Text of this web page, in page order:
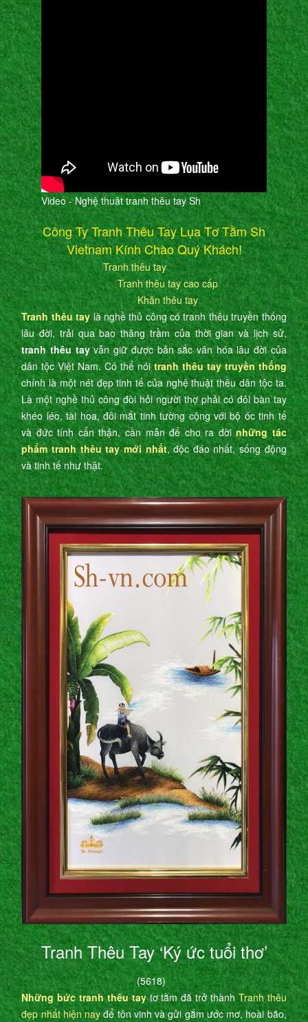
Video - Nghệ thuât tranh thêu tay Sh
Công Ty Tranh Thêu Tay Lụa Tơ Tằm Sh
Vietnam Kính Chào Quý Khách!
Tranh thêu tay
Tranh thêu tay cao cấp
Khăn thêu tay
Tranh thêu taylà nghề thủ công có tranh thêu truyền thống
lâu đời, trải qua bao thăng trầm của thời gian và lịch sử,
tranh thêu tayvẫn giữ được bản sắc văn hóa lâu đời của
dân tộc Việt Nam. Có thể nóitranh thêu tay truyền thống
chính là một nét đẹp tinh tế của nghệ thuật thêu dân tộc ta.
Là một nghề thủ công đòi hỏi người thợ phải có đôi bàn tay
khéo léo, tài hoa, đôi mắt tinh tường cộng với bộ óc tinh tế
và đức tính cẩn thận, cần mẫn để cho ra đờinhững tác
phẩm tranh thêu tay mới nhất, độc đáo nhất, sống động
và tinh tế như thật.
Tranh Thêu Tay ‘Ký ức tuổi thơ’
(5618)
Những bức tranh thêu taytơ tằm đã trở thànhTranh thêu
đẹp nhất hiện nayđể tôn vinh và gửi gắm ước mơ, hoài bão,